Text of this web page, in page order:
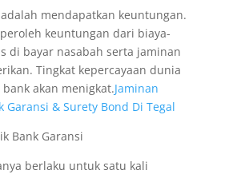
mendapatkan keuntungan.
keuntungan dari biaya-
di bayar nasabah serta jaminan
Tingkat kepercayaan dunia
akan menigkat.Jaminan
Garansi & Surety Bond Di Tegal
Bank Garansi
berlaku untuk satu kali